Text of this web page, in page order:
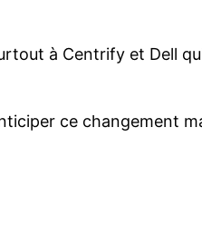
à Centrify et Dell
ce changement